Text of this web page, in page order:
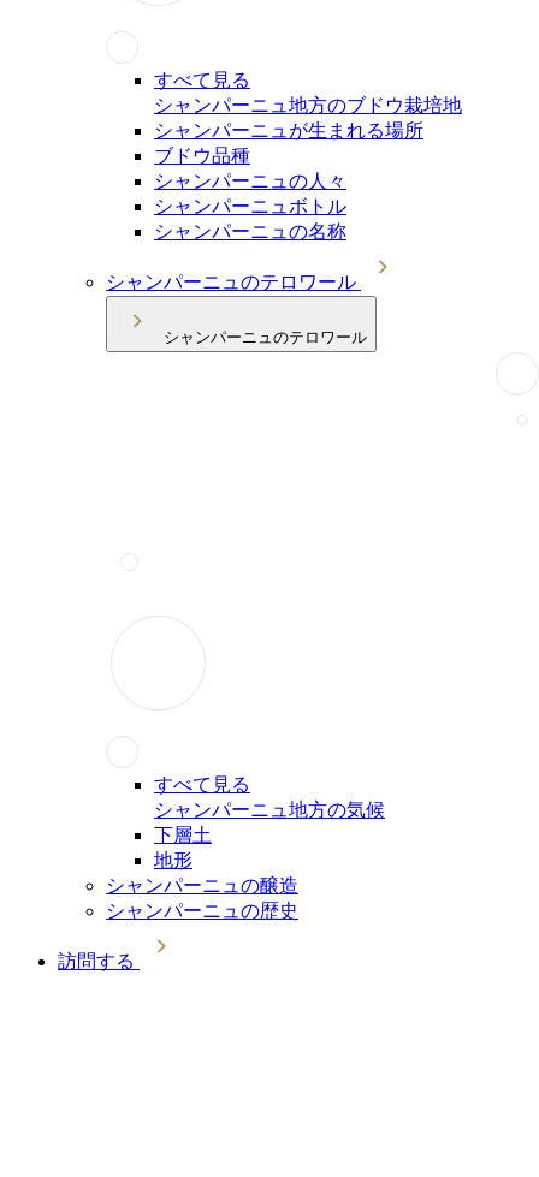
すべて見る
シャンパーニュ地方のブドウ栽培地
シャンパーニュが生まれる場所
ブドウ品種
シャンパーニュの人々
シャンパーニュボトル
シャンパーニュの名称
シャンパーニュのテロワール
シャンパーニュのテロワール
すべて見る
シャンパーニュ地方の気候
下層土
地形
シャンパーニュの醸造
シャンパーニュの歴史
訪問する